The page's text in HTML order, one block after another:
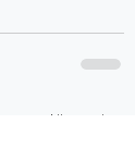
Alle ansehen